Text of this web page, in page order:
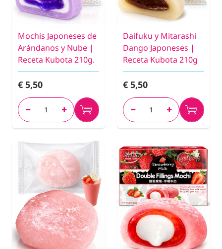
Mochis Japoneses de
Arándanos y Nube |
Receta Kubota 210g.
€ 5,50
Daifuku y Mitarashi
Dango Japoneses |
Receta Kubota 210g
€ 5,50